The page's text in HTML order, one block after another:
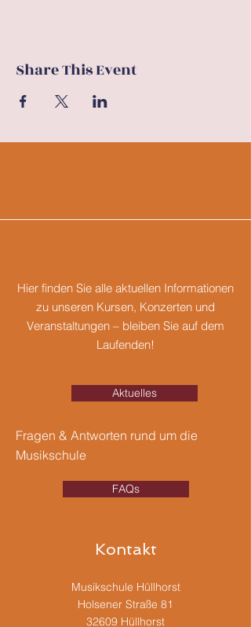
Share This Event
Hier finden Sie alle aktuellen Informationen
zu unseren Kursen, Konzerten und
Veranstaltungen – bleiben Sie auf dem
Laufenden!
Aktuelles
Fragen & Antworten rund um die
Musikschule
FAQs
Kontakt
Musikschule Hüllhorst
Holsener Straße 81
32609 Hüllhorst